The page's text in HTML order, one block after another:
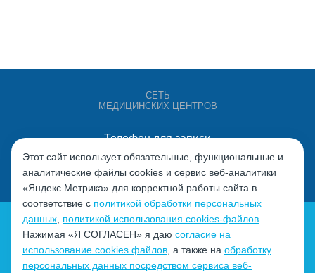
СЕТЬ
МЕДИЦИНСКИХ ЦЕНТРОВ
Телефон для записи
+7 (4932) 528-000
Этот сайт использует обязательные, функциональные и
аналитические файлы cookies и сервис веб-аналитики
«Яндекс.Метрика» для корректной работы сайта в
соответствие с политикой обработки персональных
данных политикой использования cookies-файлов
Нажимая «Я СОГЛАСЕН» я даю согласие на
использование cookies файлов , а также на обработку
персональных данных посредством сервиса веб-